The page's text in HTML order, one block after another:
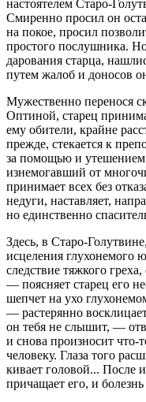
настоятелем Старо-
Смиренно просил он
на покое, просил
простого послушника.
дарования старца,
путем жалоб и доносов
Мужественно перенося
Оптиной, старец
ему обители, крайне
прежде, стекается к
за помощью и
изнемогавший от
принимает всех без
недуги, наставляет,
но единственно
Здесь, в Старо-
исцеления
следствие тяжкого
— поясняет старец его
шепчет на ухо
— растерянно
он тебя не слышит, —
и снова произносит
человеку. Глаза того
кивает головой... После
причащает его, и болезнь